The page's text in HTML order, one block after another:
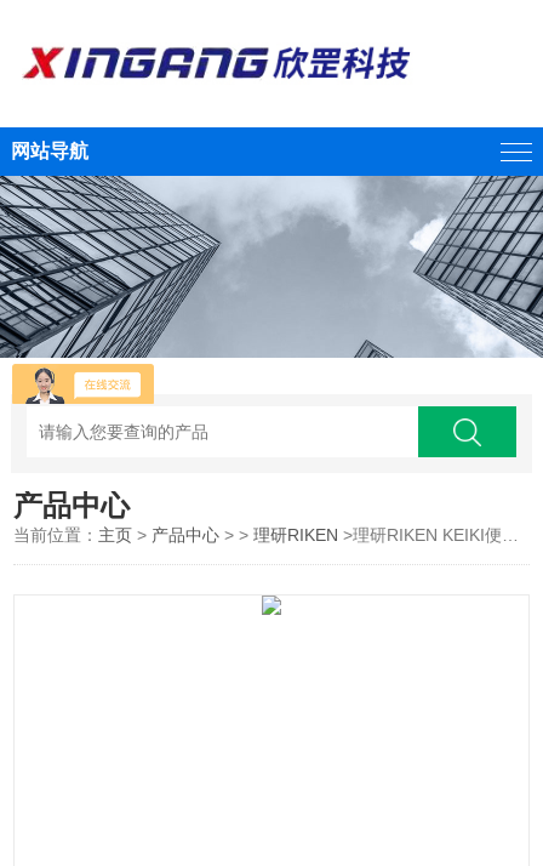
网站导航
产品中心
当前位置： 主页 > 产品中心 > >理研RIKEN >理研RIKEN KEIKI便携式气体监测仪RX-8700